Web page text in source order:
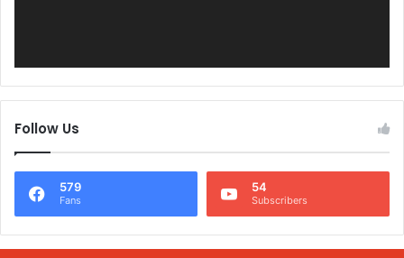
Follow Us
579
Fans
54
Subscribers